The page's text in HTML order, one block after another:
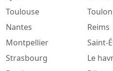
Toulouse
Nantes
Montpellier
Strasbourg
Toulon
Reims
Saint-
Le